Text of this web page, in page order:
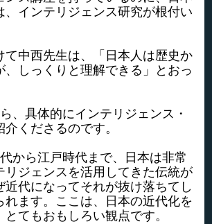
、インテリジェンス研究が根付い
て中西先生は、「日本人は歴史か
、しっくりと理解できる」とおっ
、具体的にインテリジェンス・
くださるのです。
から江戸時代まで、日本は非常
リジェンスを活用してきた伝統が
近代になってそれが抜け落ちてし
れます。ここは、日本の近代化を
てもおもしろい観点です。